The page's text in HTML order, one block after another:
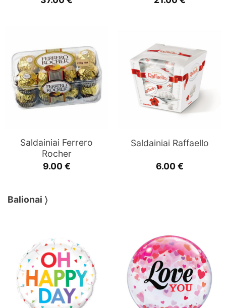
Saldainiai Ferrero
Rocher
9.00€
Saldainiai Raffaello
6.00€
Balionai 〉